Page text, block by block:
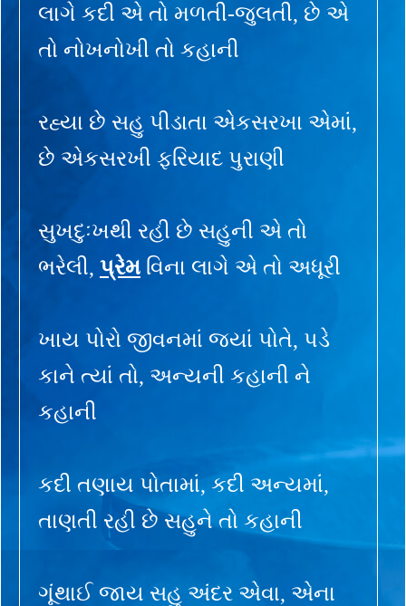
લાગે કદી એ તો મળતી-જુલતી, છે એ
તો નોખનોખી તો કહાની
રહ્યા છે સહુ પીડાતા એકસરખા એમાં,
છે એકસરખી ફરિયાદ પુરાણી
સુખદુઃખથી રહી છે સહુની એ તો
ભરેલી, પ્રેમ વિના લાગે એ તો અધૂરી
ખાય પોરો જીવનમાં જ્યાં પોતે, પડે
કાને ત્યાં તો, અન્યની કહાની ને
કહાની
કદી તણાય પોતામાં, કદી અન્યમાં,
તાણતી રહી છે સહુને તો કહાની
ગૂંથાઈ જાય સહુ અંદર એવા, એના